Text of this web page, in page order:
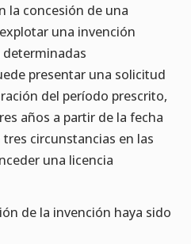
la concesión de una
una invención
presentar una solicitud
del período prescrito,
años a partir de la fecha
tres circunstancias en las
una licencia
de la invención haya sido